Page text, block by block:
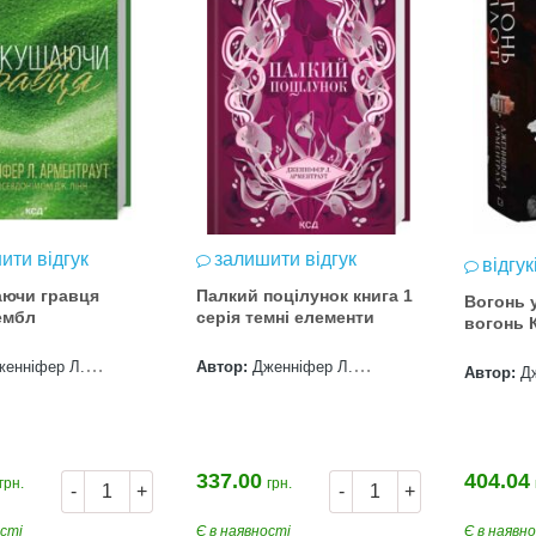
відгук
гравця
Л.
- +
грн.
залишити відгук
Палкий поцілунок книга 1
серія темні елементи
Автор: Дженніфер Л.
- +
337.00 грн.
Є в наявності
Вогонь
вогонь
Автор:
404.04
Є в